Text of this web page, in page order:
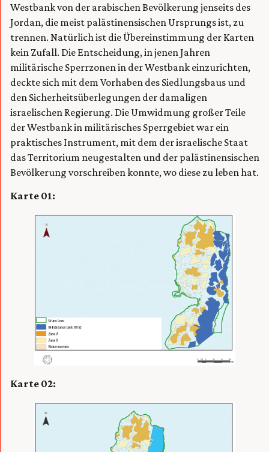
Westbank von der arabischen Bevölkerung jenseits des
Jordan, die meist palästinensischen Ursprungs ist, zu
trennen. Natürlich ist die Übereinstimmung der Karten
kein Zufall. Die Entscheidung, in jenen Jahren
militärische Sperrzonen in der Westbank einzurichten,
deckte sich mit dem Vorhaben des Siedlungsbaus und
den Sicherheitsüberlegungen der damaligen
israelischen Regierung. Die Umwidmung großer Teile
der Westbank in militärisches Sperrgebiet war ein
praktisches Instrument, mit dem der israelische Staat
das Territorium neugestalten und der palästinensischen
Bevölkerung vorschreiben konnte, wo diese zu leben hat.
Karte 01:
Karte 02: